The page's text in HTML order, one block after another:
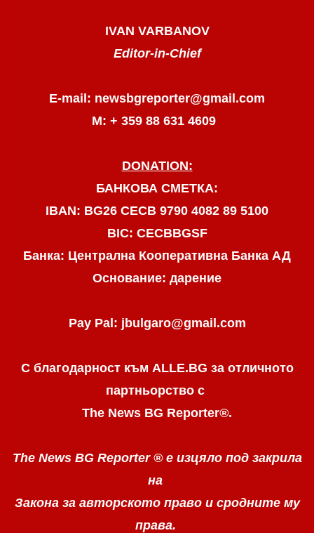
IVAN VARBANOV
Editor-in-Chief
E-mail: newsbgreporter@gmail.com
М: + 359 88 631 4609
DONATION:
БАНКОВА СМЕТКА:
IBAN: BG26 CECB 9790 4082 89 5100
BIC: CECBBGSF
Банка: Централна Кооперативна Банка АД
Основание: дарение
Pay Pal: jbulgaro@gmail.com
С благодарност към ALLE.BG за отличното
партньорство с
The News BG Reporter®.
The News BG Reporter ® е изцяло под закрила
на
Закона за авторското право и сродните му
права.